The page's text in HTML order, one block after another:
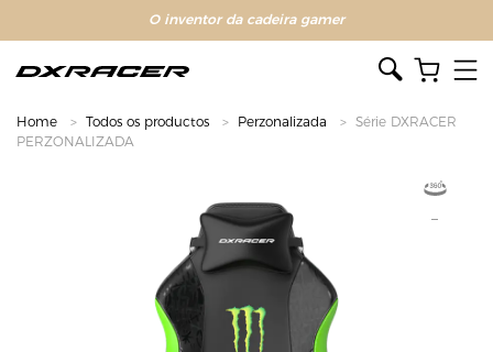
O inventor da cadeira gamer
Home Todos os productos Perzonalizada
Série DXRACER
PERZONALIZADA